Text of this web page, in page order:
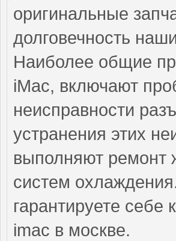
оригинальные
долговечность
Наиболее общие
iMac, включают
неисправности
устранения этих
выполняют ремонт
систем
гарантируете
imac в москве.